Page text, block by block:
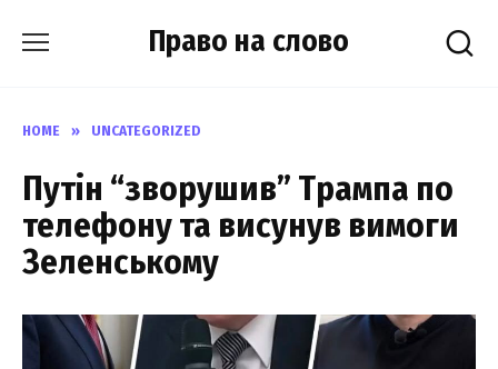
Право на слово
HOME » UNCATEGORIZED
Путін “зворушив” Трампа по
телефону та висунув вимоги
Зеленському